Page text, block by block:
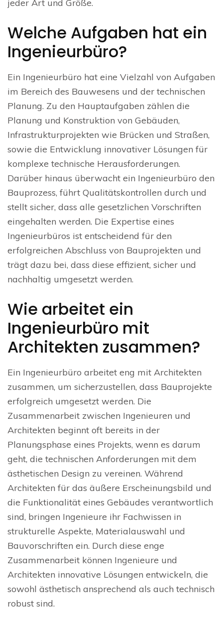
jeder Art und Größe.
Welche Aufgaben hat ein
Ingenieurbüro?
Ein Ingenieurbüro hat eine Vielzahl von Aufgaben
im Bereich des Bauwesens und der technischen
Planung. Zu den Hauptaufgaben zählen die
Planung und Konstruktion von Gebäuden,
Infrastrukturprojekten wie Brücken und Straßen,
sowie die Entwicklung innovativer Lösungen für
komplexe technische Herausforderungen.
Darüber hinaus überwacht ein Ingenieurbüro den
Bauprozess, führt Qualitätskontrollen durch und
stellt sicher, dass alle gesetzlichen Vorschriften
eingehalten werden. Die Expertise eines
Ingenieurbüros ist entscheidend für den
erfolgreichen Abschluss von Bauprojekten und
trägt dazu bei, dass diese effizient, sicher und
nachhaltig umgesetzt werden.
Wie arbeitet ein
Ingenieurbüro mit
Architekten zusammen?
Ein Ingenieurbüro arbeitet eng mit Architekten
zusammen, um sicherzustellen, dass Bauprojekte
erfolgreich umgesetzt werden. Die
Zusammenarbeit zwischen Ingenieuren und
Architekten beginnt oft bereits in der
Planungsphase eines Projekts, wenn es darum
geht, die technischen Anforderungen mit dem
ästhetischen Design zu vereinen. Während
Architekten für das äußere Erscheinungsbild und
die Funktionalität eines Gebäudes verantwortlich
sind, bringen Ingenieure ihr Fachwissen in
strukturelle Aspekte, Materialauswahl und
Bauvorschriften ein. Durch diese enge
Zusammenarbeit können Ingenieure und
Architekten innovative Lösungen entwickeln, die
sowohl ästhetisch ansprechend als auch technisch
robust sind.